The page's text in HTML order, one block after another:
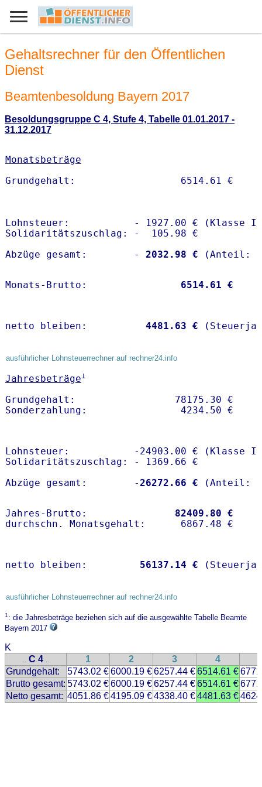
Gehaltsrechner für den Öffentlichen
Dienst
Beamtenbesoldung Bayern 2017
Besoldungsgruppe C 4, Stufe 4, Tabelle 01.01.2017 -
31.12.2017
Monatsbeträge
Lohnsteuer:           - 1927.00 € (Klasse I)
Solidaritätszuschlag: -  105.98 €
Abzüge gesamt:        -
2032.98 €
Monats-Brutto: 6514.61 €
netto bleiben: 4481.63 €
ausführlicher Lohnsteuerrechner auf rechner24.info
Jahresbeträge1
Grundgehalt:                 78175.30 €
Lohnsteuer:           -24903.00 € (Klasse I)
Solidaritätszuschlag: - 1369.66 €
Abzüge gesamt:        -26272.66 €
Jahres-Brutto: 82409.80 €
netto bleiben: 56137.14 €
ausführlicher Lohnsteuerrechner auf rechner24.info
1: die Jahresbeträge beziehen sich auf die ausgewählte Tabelle Beamte
Bayern 2017
K
.. C 4 .. 1 2 3 4
Grundgehalt:
5743.02 €6000.19 €6257.44 €6514.61 €
Brutto gesamt: 5743.02 €6000.19 €6257.44 €6514.61 €
Netto gesamt: 4051.86 €4195.09 €4338.40 €4481.63 €